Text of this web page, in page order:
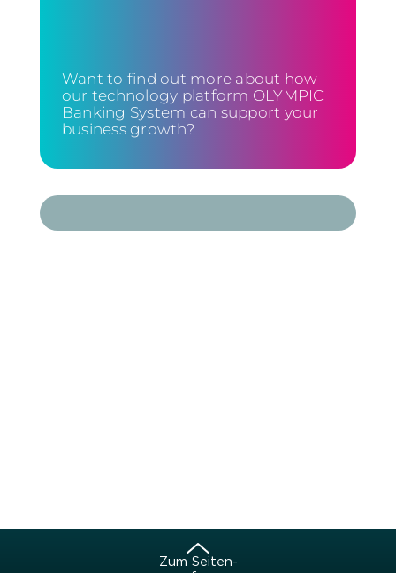
Want to find out more about how
our technology platform OLYMPIC
Banking System can support your
business growth?
Zum Sei­ten­